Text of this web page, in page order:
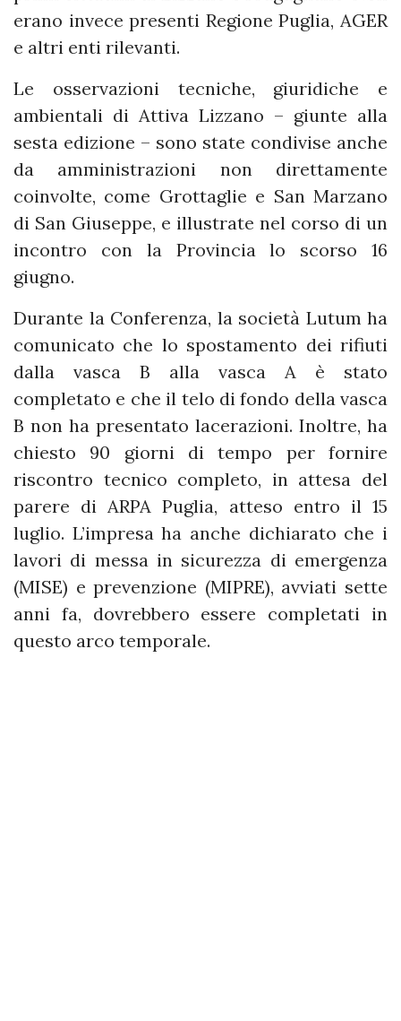
erano invece presenti Regione Puglia, AGER
e altri enti rilevanti.
Le osservazioni tecniche, giuridiche e
ambientali di Attiva Lizzano – giunte alla
sesta edizione – sono state condivise anche
da amministrazioni non direttamente
coinvolte, come Grottaglie e San Marzano
di San Giuseppe, e illustrate nel corso di un
incontro con la Provincia lo scorso 16
giugno.
Durante la Conferenza, la società Lutum ha
comunicato che lo spostamento dei rifiuti
dalla vasca B alla vasca A è stato
completato e che il telo di fondo della vasca
B non ha presentato lacerazioni. Inoltre, ha
chiesto 90 giorni di tempo per fornire
riscontro tecnico completo, in attesa del
parere di ARPA Puglia, atteso entro il 15
luglio. L’impresa ha anche dichiarato che i
lavori di messa in sicurezza di emergenza
(MISE) e prevenzione (MIPRE), avviati sette
anni fa, dovrebbero essere completati in
questo arco temporale.